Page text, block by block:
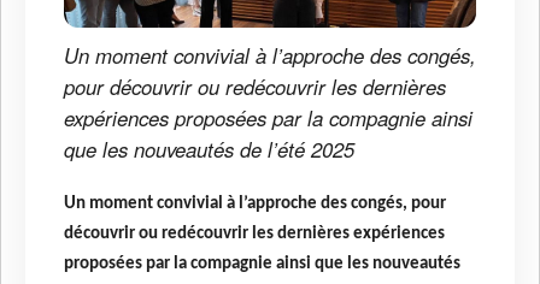
Un moment convivial à l’approche des congés,
pour découvrir ou redécouvrir les dernières
expériences proposées par la compagnie ainsi
que les nouveautés de l’été 2025
Un moment convivial à l’approche des congés, pour
découvrir ou redécouvrir les dernières expériences
proposées par la compagnie ainsi que les nouveautés